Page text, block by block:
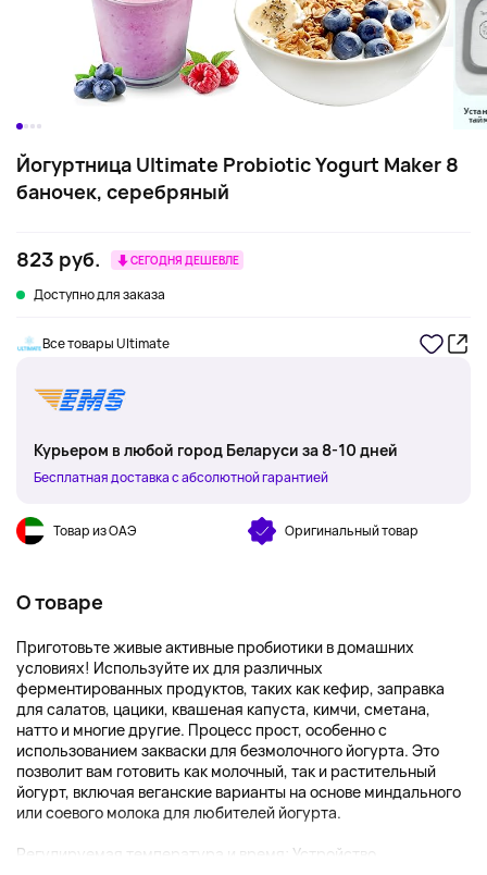
Йогуртница Ultimate Probiotic Yogurt Maker 8
баночек, серебряный
823 руб. СЕГОДНЯ ДЕШЕВЛЕ
Доступно для заказа
Все товары Ultimate
Курьером в любой город Беларуси за 8-10 дней
Бесплатная доставка с абсолютной гарантией
Товар из ОАЭ Оригинальный товар
О товаре
Приготовьте живые активные пробиотики в домашних
условиях! Используйте их для различных
ферментированных продуктов, таких как кефир, заправка
для салатов, цацики, квашеная капуста, кимчи, сметана,
натто и многие другие. Процесс прост, особенно с
использованием закваски для безмолочного йогурта. Это
позволит вам готовить как молочный, так и растительный
йогурт, включая веганские варианты на основе миндального
или соевого молока для любителей йогурта.
Регулируемая температура и время: Устройство...